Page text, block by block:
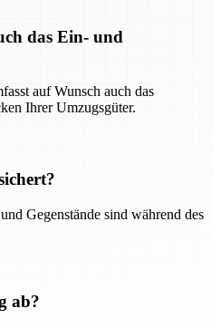
das Ein- und
auf Wunsch auch das
Ihrer Umzugsgüter.
Gegenstände sind während des
ab?